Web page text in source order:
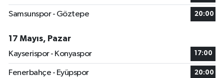
Samsunspor - Göztepe 20:00
17 Mayıs, Pazar
Kayserispor - Konyaspor
17:00
Fenerbahçe - Eyüpspor 20:00